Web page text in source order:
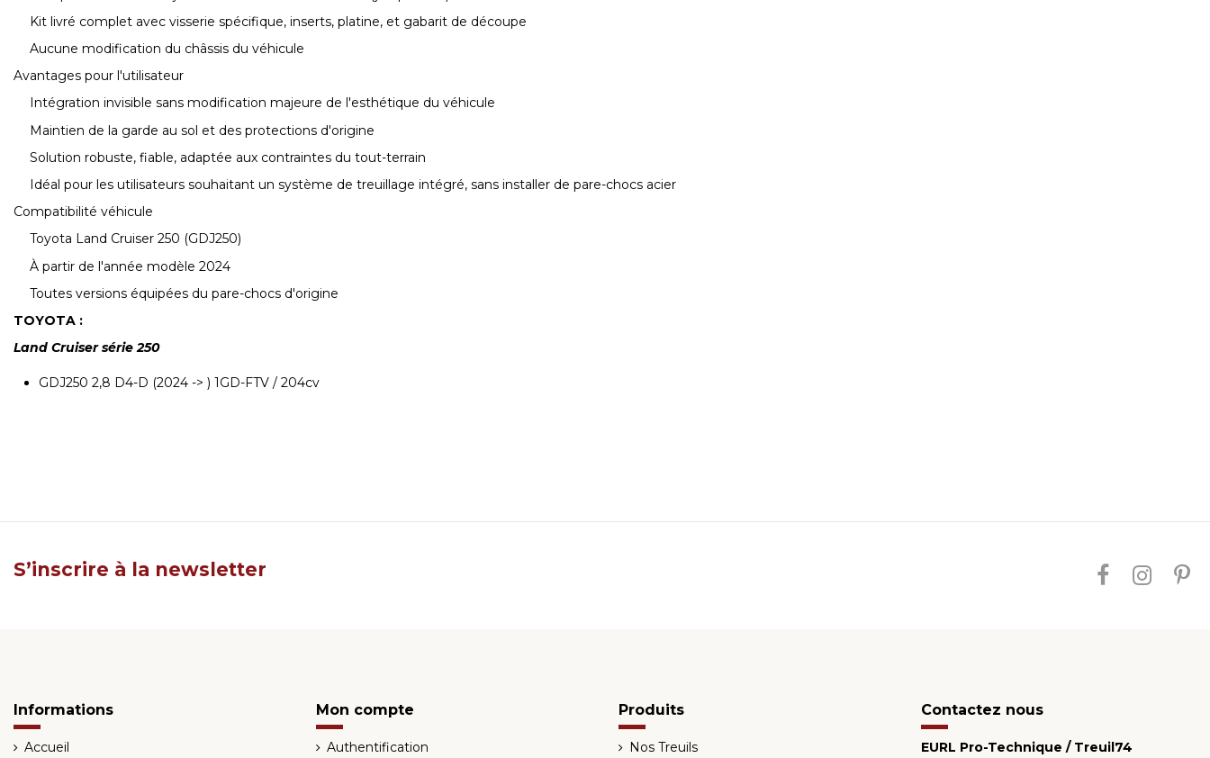
Kit livré complet avec visserie spécifique, inserts, platine, et gabarit de découpe
Aucune modification du châssis du véhicule
Avantages pour l'utilisateur
Intégration invisible sans modification majeure de l'esthétique du véhicule
Maintien de la garde au sol et des protections d'origine
Solution robuste, fiable, adaptée aux contraintes du tout-terrain
Idéal pour les utilisateurs souhaitant un système de treuillage intégré, sans installer de pare-chocs acier
Compatibilité véhicule
Toyota Land Cruiser 250 (GDJ250)
À partir de l'année modèle 2024
Toutes versions équipées du pare-chocs d'origine
TOYOTA :
Land Cruiser série 250
GDJ250 2,8 D4-D (2024 -> ) 1GD-FTV / 204cv
S’inscrire à la newsletter
Informations
Accueil
Mon compte
Authentification
Produits
Nos Treuils
Contactez nous
EURL Pro-Technique / Treuil74